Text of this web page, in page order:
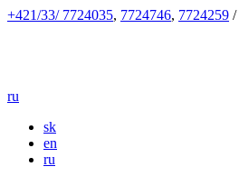
+421/33/ 7724035, 7724746, 7724259 /
ru
sk
en
ru